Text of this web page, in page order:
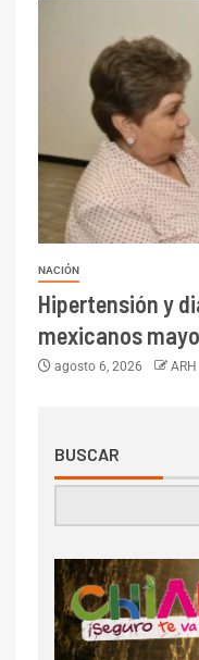
NACIÓN
Hipertensión y
mexicanos
agosto 6, 2026 ARH
BUSCAR